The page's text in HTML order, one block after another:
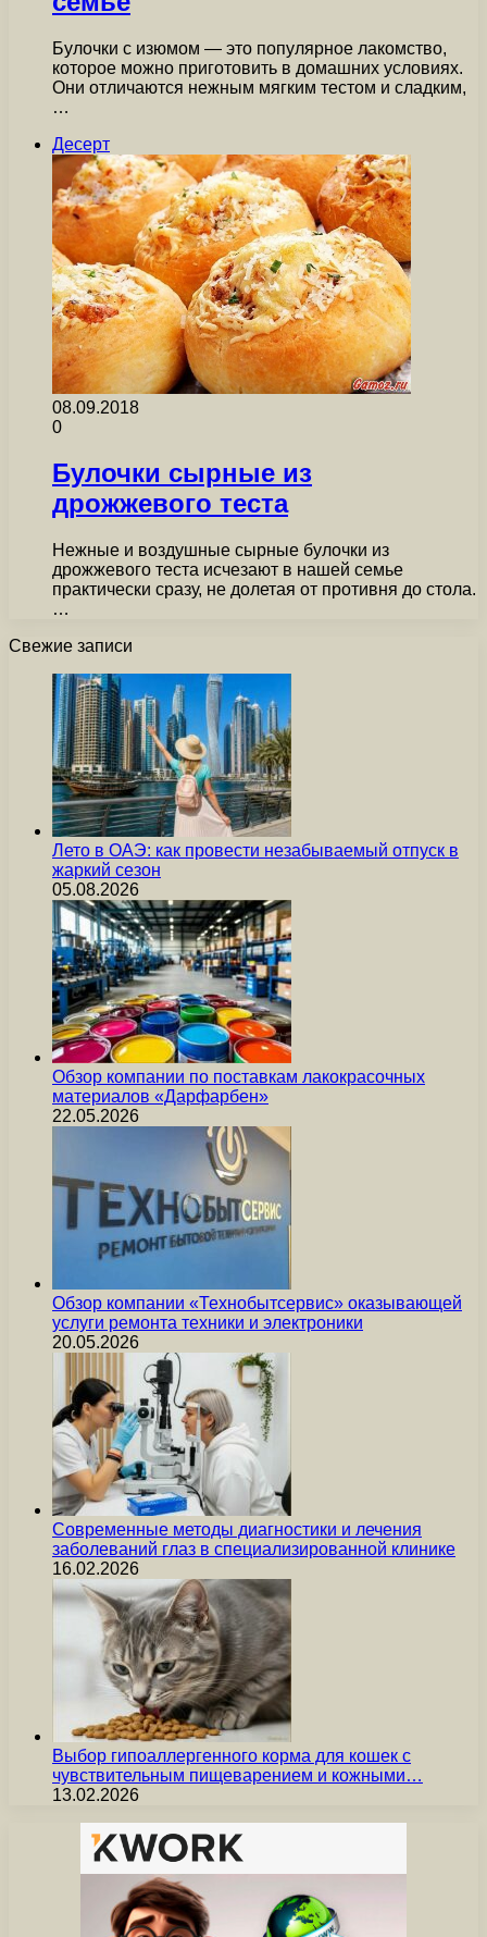
Булочки с изюмом — это популярное лакомство,
которое можно приготовить в домашних условиях.
Они отличаются нежным мягким тестом и сладким,
…
Десерт
08.09.2018
0
Булочки сырные из
дрожжевого теста
Нежные и воздушные сырные булочки из
дрожжевого теста исчезают в нашей семье
практически сразу, не долетая от противня до стола.
…
Свежие записи
Лето в ОАЭ: как провести незабываемый отпуск в
жаркий сезон
05.08.2026
Обзор компании по поставкам лакокрасочных
материалов «Дарфарбен»
22.05.2026
Обзор компании «Технобытсервис» оказывающей
услуги ремонта техники и электроники
20.05.2026
Современные методы диагностики и лечения
заболеваний глаз в специализированной клинике
16.02.2026
Выбор гипоаллергенного корма для кошек с
чувствительным пищеварением и кожными…
13.02.2026